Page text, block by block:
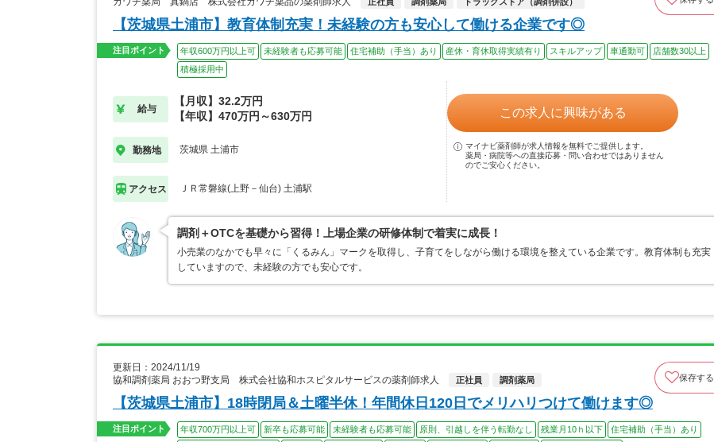
【茨城県土浦市】教育体制充実！未経験の方も安心して働ける企業です◎
注目ポイント 年収600万円以上可 未経験者も応募可能 住宅補助（手当）あり 産休・育休取得実績有り スキルアップ 車通勤可
店舗数30以上
積極採用中
給与
【月収】32.2万円
【年収】470万円～630万円
勤務地 茨城県 土浦市
アクセス ＪＲ常磐線(上野－仙台) 土浦駅
この求人に興味がある
マイナビ薬剤師が求人情報を無料でご提供します。
薬局・病院等への直接応募・問い合わせではありません
のでご安心ください。
調剤＋OTCを基礎から習得！上場企業の研修体制で着実に成長！
小売業のなかでも早々に「くるみん」マークを取得し、子育てをしながら働ける環境を整えている企業です。教育体制も充実
していますので、未経験の方でも安心です。
更新日：2024/11/19
協和調剤薬局 おおつ野支局 株式会社協和ホスピタルサービスの薬剤師求人
正社員 調剤薬局 保存する
【茨城県土浦市】18時閉局＆土曜半休！年間休日120日でメリハリつけて働けます◎
注目ポイント 年収700万円以上可 新卒も応募可能 未経験者も応募可能 原則、引越しを伴う転勤なし 残業月10ｈ以下
住宅補助（手当）あり